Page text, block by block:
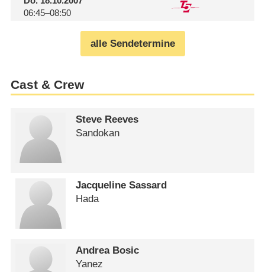
06:45–08:50
alle Sendetermine
Cast & Crew
Steve Reeves
Sandokan
Jacqueline Sassard
Hada
Andrea Bosic
Yanez